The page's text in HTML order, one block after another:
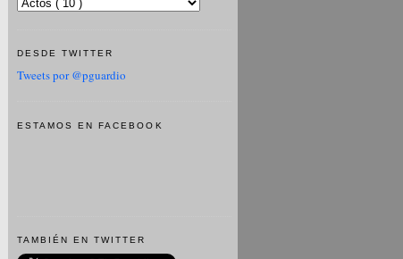
DESDE TWITTER
Tweets por @pguardio
ESTAMOS EN FACEBOOK
TAMBIÉN EN TWITTER